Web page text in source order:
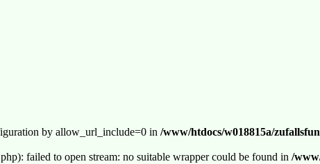
by allow_url_include=0 in /www/htdocs/w018815a/
failed to open stream: no suitable wrapper could be found in /